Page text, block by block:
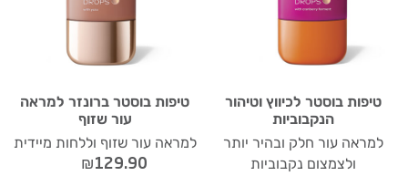
טיפות בוסטר לכיווץ וטיהור
הנקבוביות
למראה עור חלק ובהיר יותר
ולצמצום נקבוביות
טיפות בוסטר ברונזר למראה
עור שזוף
למראה עור שזוף וללחות מיידית
₪129.90